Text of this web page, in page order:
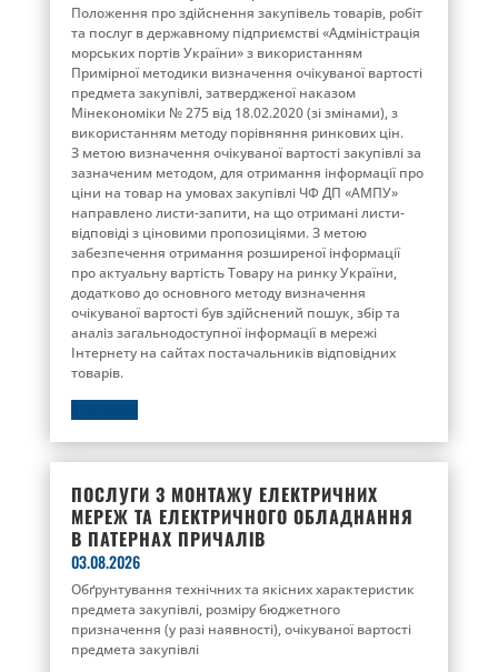
Положення про здійснення закупівель товарів, робіт
та послуг в державному підприємстві «Адміністрація
морських портів України» з використанням
Примірної методики визначення очікуваної вартості
предмета закупівлі, затвердженої наказом
Мінекономіки № 275 від 18.02.2020 (зі змінами), з
використанням методу порівняння ринкових цін.
З метою визначення очікуваної вартості закупівлі за
зазначеним методом, для отримання інформації про
ціни на товар на умовах закупівлі ЧФ ДП «АМПУ»
направлено листи-запити, на що отримані листи-
відповіді з ціновими пропозиціями. З метою
забезпечення отримання розширеної інформації
про актуальну вартість Товару на ринку України,
додатково до основного методу визначення
очікуваної вартості був здійснений пошук, збір та
аналіз загальнодоступної інформації в мережі
Інтернету на сайтах постачальників відповідних
товарів.
ПОСЛУГИ З МОНТАЖУ ЕЛЕКТРИЧНИХ
МЕРЕЖ ТА ЕЛЕКТРИЧНОГО ОБЛАДНАННЯ
В ПАТЕРНАХ ПРИЧАЛІВ
03.08.2026
Обґрунтування технічних та якісних характеристик
предмета закупівлі, розміру бюджетного
призначення (у разі наявності), очікуваної вартості
предмета закупівлі